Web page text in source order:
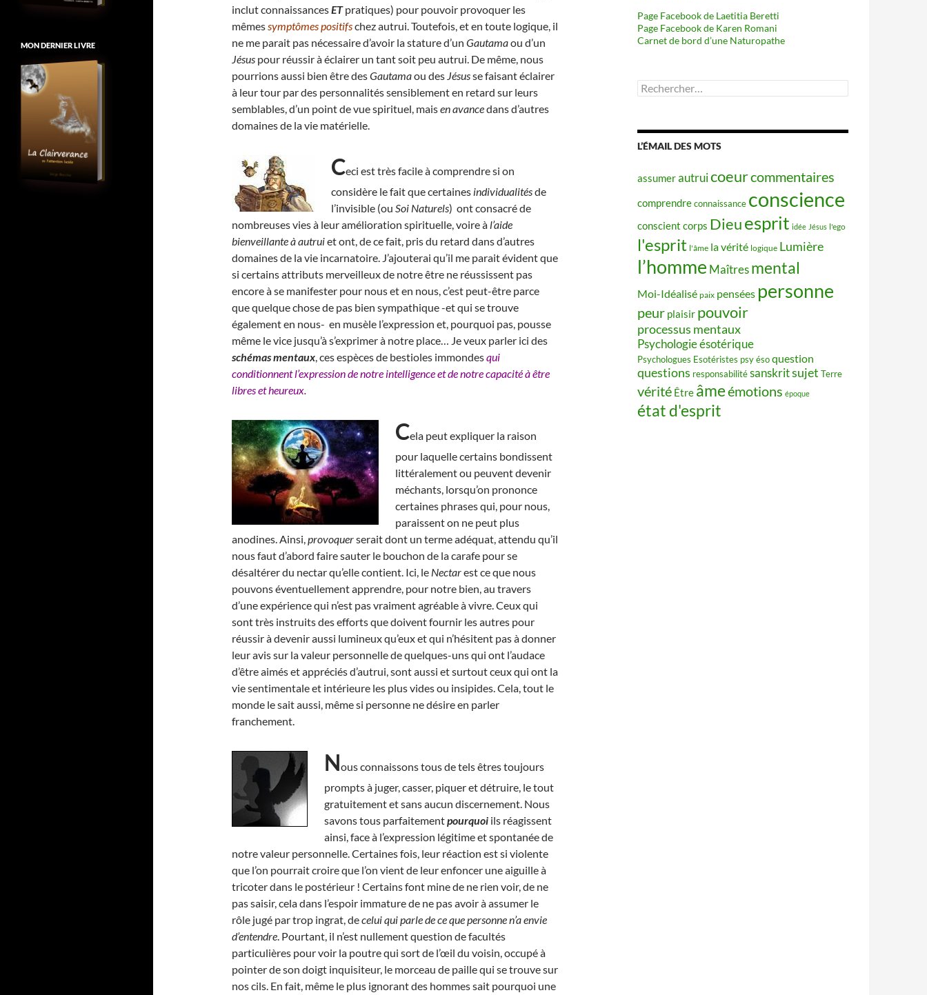
inclut connaissancesETpratiques) pour pouvoir provoquer les
mêmessymptômes positifschez autrui. Toutefois, et en toute logique, il
ne me parait pas nécessaire d’avoir la stature d’un Gautamaou d’un
Jésus pour réussir à éclairer un tant soit peu autrui. De même, nous
pourrions aussi bien être desGautamaou des Jésusse faisant éclairer
à leur tour par des personnalités sensiblement en retard sur leurs
semblables, d’un point de vue spirituel, maisen avancedans d’autres
domaines de la vie matérielle.
Ceci est très facile à comprendre si on
considère le fait que certaines individualitésde
l’invisible (ou Soi Naturels) ont consacré de
nombreuses vies à leur amélioration spirituelle, voire à l’aide
bienveillante à autruiet ont, de ce fait, pris du retard dans d’autres
domaines de la vie incarnatoire. J’ajouterai qu’il me parait évident que
si certains attributs merveilleux de notre être ne réussissent pas
encore à se manifester pour nous et en nous, c’est peut-être parce
que quelque chose de pas bien sympathique -et qui se trouve
également en nous- en musèle l’expression et, pourquoi pas, pousse
même le vice jusqu’à s’exprimer à notre place… Je veux parler ici des
schémas mentaux, ces espèces de bestioles immondesqui
conditionnent l’expression de notre intelligence et de notre capacité à être
libres et heureux.
Cela peut expliquer la raison
pour laquelle certains bondissent
littéralement ou peuvent devenir
méchants, lorsqu’on prononce
certaines phrases qui, pour nous,
paraissent on ne peut plus
anodines. Ainsi,provoquerserait dont un terme adéquat, attendu qu’il
nous faut d’abord faire sauter le bouchon de la carafe pour se
désaltérer du nectar qu’elle contient. Ici, le Nectarest ce que nous
pouvons éventuellement apprendre, pour notre bien, au travers
d’une expérience qui n’est pas vraiment agréable à vivre. Ceux qui
sont très instruits des efforts que doivent fournir les autres pour
réussir à devenir aussi lumineux qu’eux et qui n’hésitent pas à donner
leur avis sur la valeur personnelle de quelques-uns qui ont l’audace
d’être aimés et appréciés d’autrui, sont aussi et surtout ceux qui ont la
vie sentimentale et intérieure les plus vides ou insipides. Cela, tout le
monde le sait aussi, même si personne ne désire en parler
franchement.
Nous connaissons tous de tels êtres toujours
prompts à juger, casser, piquer et détruire, le tout
gratuitement et sans aucun discernement. Nous
savons tous parfaitementpourquoi ils réagissent
ainsi, face à l’expression légitime et spontanée de
notre valeur personnelle. Certaines fois, leur réaction est si violente
que l’on pourrait croire que l’on vient de leur enfoncer une aiguille à
tricoter dans le postérieur ! Certains font mine de ne rien voir, de ne
pas saisir, cela dans l’espoir immature de ne pas avoir à assumer le
rôle jugé par trop ingrat, decelui qui parle de ce que personne n’a envie
d’entendre. Pourtant, il n’est nullement question de facultés
particulières pour voir la poutre qui sort de l’œil du voisin, occupé à
pointer de son doigt inquisiteur, le morceau de paille qui se trouve sur
nos cils. En fait, même le plus ignorant des hommes sait pourquoi une
Page Facebook de Laetitia Beretti
Page Facebook de Karen Romani
Carnet de bord d’une Naturopathe
Rechercher :
L’ÉMAIL DES MOTS
assumerautruicoeurcommentaires
comprendreconnaissance conscience
conscient corps Dieuesprit idée Jésus l'ego
l'esprit l'âme la vérité logique Lumière
l’homme Maîtres mental
Moi-Idéalisé paix pensées personne
peur plaisir pouvoir
processus mentaux
Psychologie ésotérique
Psychologues Esotéristes psy ésoquestion
questions responsabilitésanskritsujet Terre
vérité Être âmeémotions époque
état d'esprit
MON DERNIER LIVRE